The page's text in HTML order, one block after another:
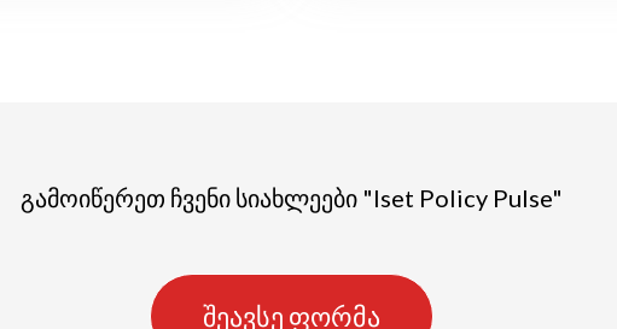
გამოიწერეთ ჩვენი სიახლეები "Iset Policy Pulse"
შეავსე ფორმა